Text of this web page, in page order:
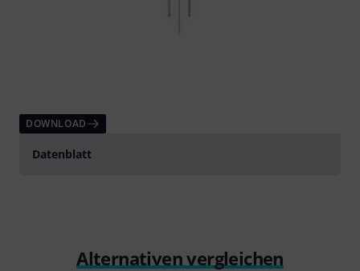
DOWNLOAD
Datenblatt
Alternativen vergleichen